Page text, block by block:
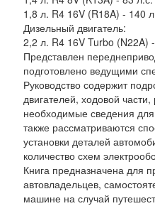
1,8 л. R4 16V (R18A) - 140
Дизельный двигатель:
2,2 л. R4 16V Turbo
Представлен
подготовлено ведущими
Руководство содержит
двигателей, ходовой
необходимые сведения
также рассматриваются
установки деталей
количество схем
Книга предназначена для
автовладельцев,
машине на случай